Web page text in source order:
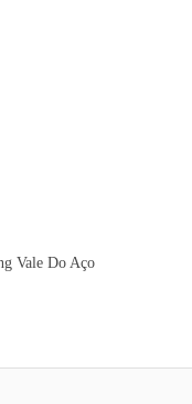
Vale Do Aço